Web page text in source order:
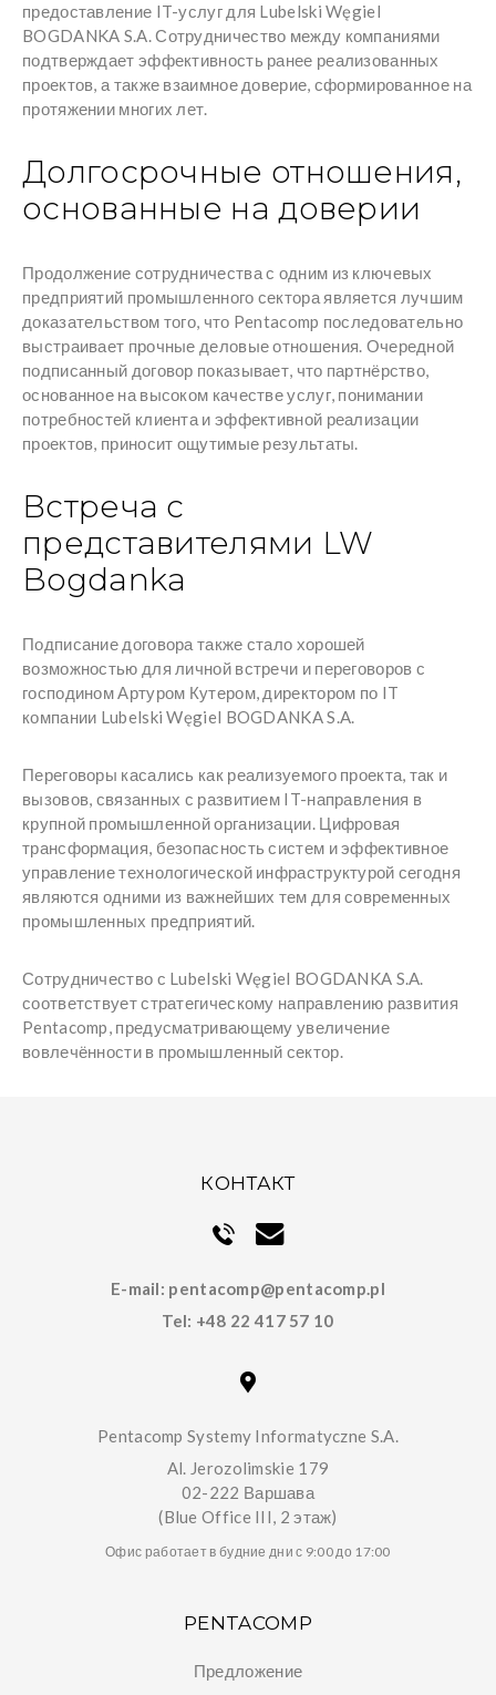
предоставление IT-услуг для Lubelski Węgiel
BOGDANKA S.A. Сотрудничество между компаниями
подтверждает эффективность ранее реализованных
проектов, а также взаимное доверие, сформированное на
протяжении многих лет.
Долгосрочные отношения,
основанные на доверии
Продолжение сотрудничества с одним из ключевых
предприятий промышленного сектора является лучшим
доказательством того, что Pentacomp последовательно
выстраивает прочные деловые отношения. Очередной
подписанный договор показывает, что партнёрство,
основанное на высоком качестве услуг, понимании
потребностей клиента и эффективной реализации
проектов, приносит ощутимые результаты.
Встреча с
представителями LW
Bogdanka
Подписание договора также стало хорошей
возможностью для личной встречи и переговоров с
господином Артуром Кутером, директором по IT
компании Lubelski Węgiel BOGDANKA S.A.
Переговоры касались как реализуемого проекта, так и
вызовов, связанных с развитием IT-направления в
крупной промышленной организации. Цифровая
трансформация, безопасность систем и эффективное
управление технологической инфраструктурой сегодня
являются одними из важнейших тем для современных
промышленных предприятий.
Сотрудничество с Lubelski Węgiel BOGDANKA S.A.
соответствует стратегическому направлению развития
Pentacomp, предусматривающему увеличение
вовлечённости в промышленный сектор.
КОНТАКТ
E-mail: pentacomp@pentacomp.pl
Tel: +48 22 417 57 10
Pentacomp Systemy Informatyczne S.A.
Al. Jerozolimskie 179
02-222 Варшава
(Blue Office III, 2 этаж)
Офис работает в будние дни с 9:00 до 17:00
PENTACOMP
Предложение